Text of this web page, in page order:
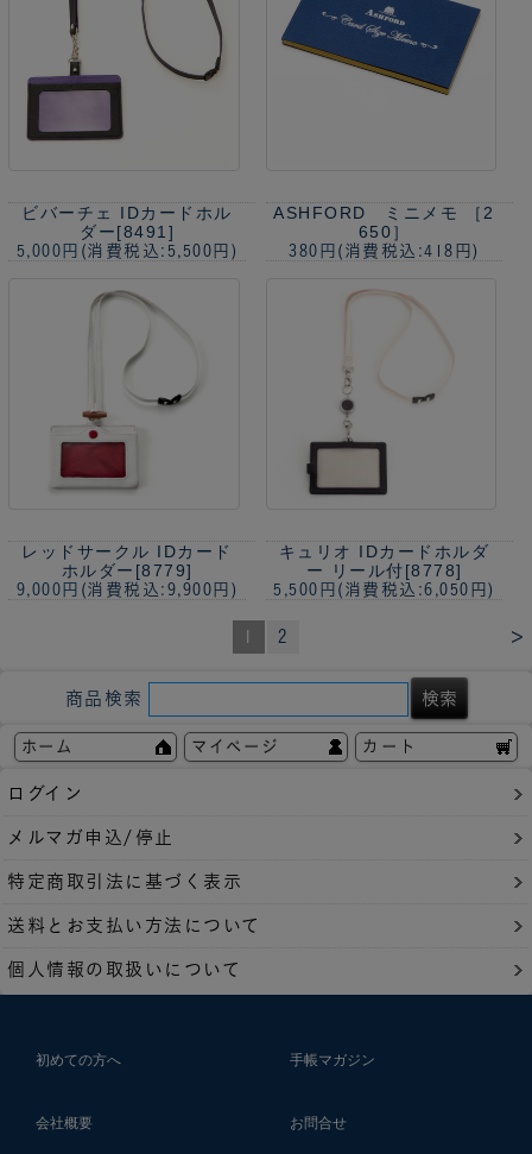
ビバーチェ IDカードホル
ダー[8491]
5,000円 (消費税込:5,500円)
ASHFORD ミニメモ ［2
650］
380円 (消費税込:418円)
レッドサークル IDカード
ホルダー[8779]
9,000円 (消費税込:9,900円)
キュリオ IDカードホルダ
ー リール付[8778]
5,500円 (消費税込:6,050円)
>
1 2
商品検索
ホーム マイページ カート
ログイン
メルマガ申込/停止
特定商取引法に基づく表示
送料とお支払い方法について
個人情報の取扱いについて
初めての方へ 手帳マガジン
会社概要 お問合せ